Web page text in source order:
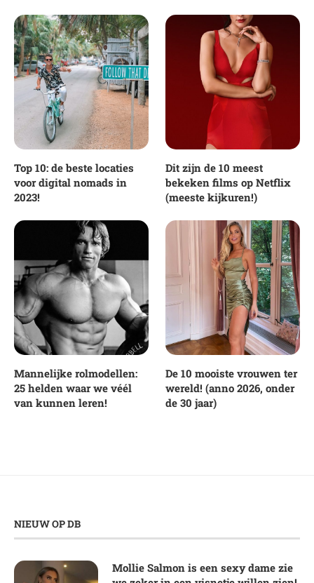
Top 10: de beste locaties
voor digital nomads in
2023!
Dit zijn de 10 meest
bekeken films op Netflix
(meeste kijkuren!)
Mannelijke rolmodellen:
25 helden waar we véél
van kunnen leren!
De 10 mooiste vrouwen ter
wereld! (anno 2026, onder
de 30 jaar)
NIEUW OP DB
Mollie Salmon is een sexy dame zie